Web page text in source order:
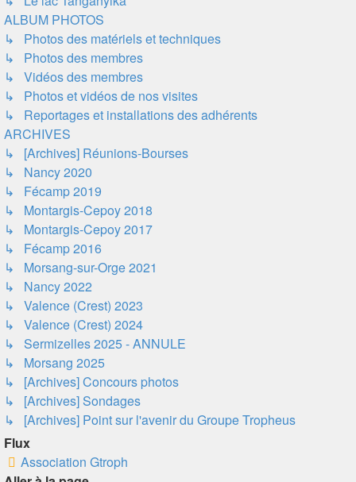
ALBUM PHOTOS
↳ Photos des matériels et techniques
↳ Photos des membres
↳ Vidéos des membres
↳ Photos et vidéos de nos visites
↳ Reportages et installations des adhérents
ARCHIVES
↳ [Archives] Réunions-Bourses
↳ Nancy 2020
↳ Fécamp 2019
↳ Montargis-Cepoy 2018
↳ Montargis-Cepoy 2017
↳ Fécamp 2016
↳ Morsang-sur-Orge 2021
↳ Nancy 2022
↳ Valence (Crest) 2023
↳ Valence (Crest) 2024
↳ Sermizelles 2025 - ANNULE
↳ Morsang 2025
↳ [Archives] Concours photos
↳ [Archives] Sondages
↳ [Archives] Point sur l'avenir du Groupe Tropheus
Flux
Association Gtroph